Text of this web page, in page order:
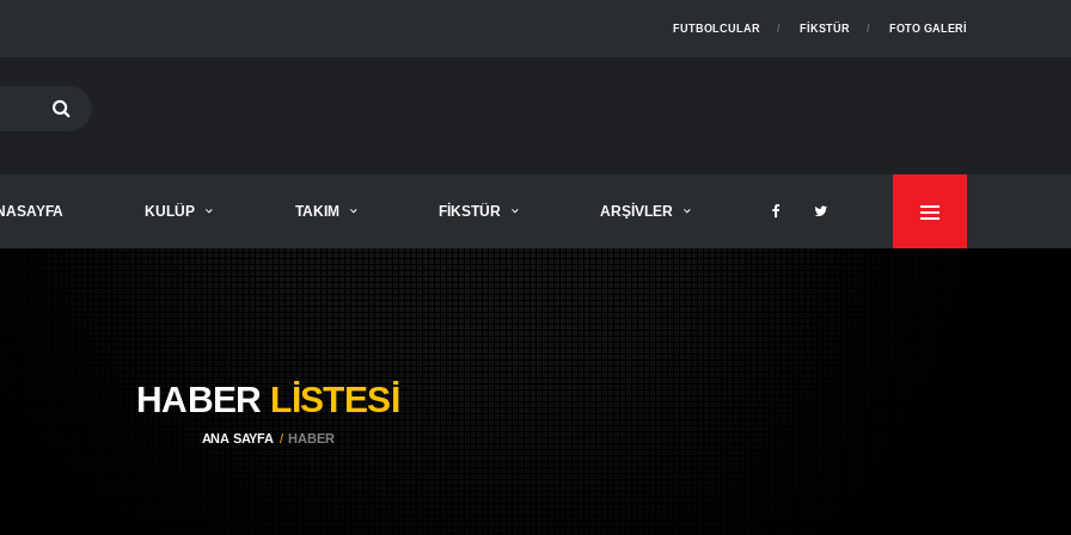
FOTO GALERI
FIKSTÜR
FUTBOLCULAR
KULÜP TAKIM FIKSTÜR ARŞIVLER
HABER LISTESI
ANA SAYFA HABER